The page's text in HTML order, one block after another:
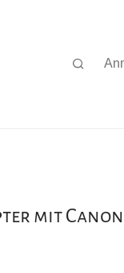
mit Canon